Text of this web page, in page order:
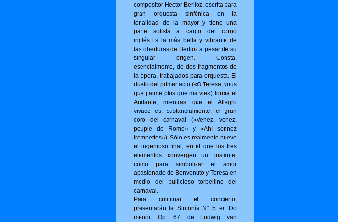
compositor Hector Berlioz, escrita para
gran orquesta sinfónica en la
tonalidad de la mayor y tiene una
parte solista a cargo del corno
inglés.Es la más bella y vibrante de
las oberturas de Berlioz a pesar de su
singular origen. Consta,
esencialmente, de dos fragmentos de
la ópera, trabajados para orquesta. El
dueto del primer acto («O Tere­sa, vous
que j’aime plus que ma vie») for­ma el
Andante, mientras que el Allegro
vivace es, sustancialmente, el gran
coro del carnaval («Venez, venez,
peuple de Rome» y «Ah! sonnez
trompettes»). Sólo es realmente nuevo
el ingenioso final, en el que los tres
elementos convergen un instante,
como para simbolizar el amor
apasionado de Benvenuto y Teresa en
medio del bullicioso torbellino del
carnaval.
Para culminar el concierto,
presentarán la Sinfonía N° 5 en Do
menor Op. 67 de Ludwig van